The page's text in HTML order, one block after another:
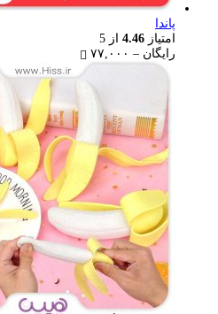
پاندا
امتیاز 4.46 از 5
رایگان – ۷۷,۰۰۰
range:
رایگان
۷۷,۰۰۰ تومان